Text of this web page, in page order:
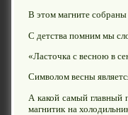
В этом магните
С детства помним мы
«Ласточка с весною в
Символом весны
А какой самый
магнитик на